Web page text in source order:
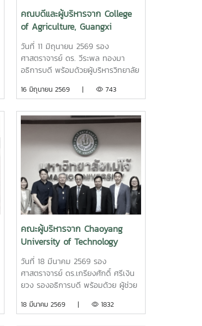
คณบดีและผู้บริหารจาก College
of Agriculture, Guangxi
University สาธารณรัฐประชาชน
จีน เยือนมหาวิทยาลัยแม่โจ้
วันที่ 11 มิถุนายน 2569 รอง
ศาสตราจารย์ ดร. วีระพล ทองมา
อธิการบดี พร้อมด้วยผู้บริหารวิทยาลัย
การเกษตร ให้การต้อนรับ Professor
จาก College of Agriculture,
Guangxi University ประเทศ
สาธารณรัฐประชาชนจีน ในโอกาส
เยือนมหาวิทยาลัยแม่โจ้ ? เพื่อหารือ
และลงนามความร่วมมือทางวิชาการ
(MOU) ในการดำเนินกิจกรรมการแลก
เปลี่ยนบุคลากรและนักศึกษาระหว่าง 2
มหาวิทยาลัย
16 มิถุนายน 2569 | 743
คณะผู้บริหารจาก Chaoyang
University of Technology
ไต้หวัน หารือความก้าวหน้าในการ
จัดตั้งฐานปฏิบัติการ
International Talent
Base)
วันที่ 18 มีนาคม 2569 รอง
ศาสตราจารย์ ดร.เกรียงศักดิ์ ศรีเงิน
ยวง รองอธิการบดี พร้อมด้วย ผู้ช่วย
อุตสาหกรรมเกษตร คณบดีวิทยาลัย
18 มีนาคม 2569 | 1832